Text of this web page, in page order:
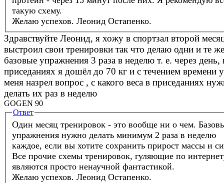
такую схему.
Желаю успехов. Леонид Остапенко.
Здравствуйте Леонид, я хожу в спортзал второй
выстроил свои тренировки так что делаю одни и те же
базовые упражнения 3 раза в неделю т. е. через день,
приседаниях я дошёл до 70 кг и с течением времени у
меня назрел вопрос , с какого веса в приседаниях
делать их раз в неделю
GOGEN 90
Ответ
Один месяц тренировок - это вообще ни о чем.
упражнения нужно делать минимум 2 раза в неделю
каждое, если вы хотите сохранить прирост массы и
Все прочие схемы тренировок, гуляющие по
являются просто ненаучной фантастикой.
Желаю успехов. Леонид Остапенко.